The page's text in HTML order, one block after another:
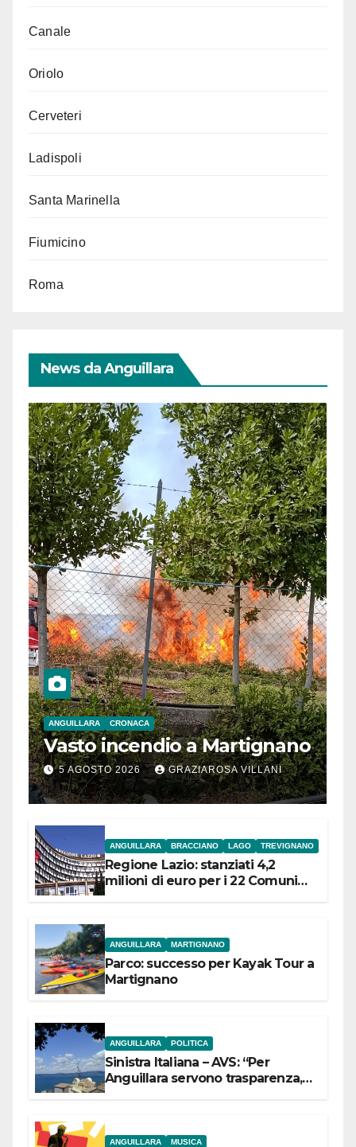
Canale
Oriolo
Cerveteri
Ladispoli
Santa Marinella
Fiumicino
Roma
News da Anguillara
ANGUILLARA CRONACA
Vasto incendio a Martignano
5 AGOSTO 2026 GRAZIAROSA VILLANI
ANGUILLARA BRACCIANO LAGO TREVIGNANO
Regione Lazio: stanziati 4,2
milioni di euro per i 22 Comuni
ANGUILLARA MARTIGNANO
Parco: successo per Kayak Tour a
Martignano
ANGUILLARA POLITICA
Sinistra Italiana – AVS: “Per
Anguillara servono trasparenza,
ANGUILLARA MUSICA